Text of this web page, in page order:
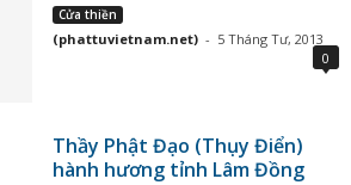
Cửa thiền
(phattuvietnam.net) - 5 Tháng Tư, 2013
0
Thầy Phật Đạo (Thụy Điển)
hành hương tỉnh Lâm Đồng